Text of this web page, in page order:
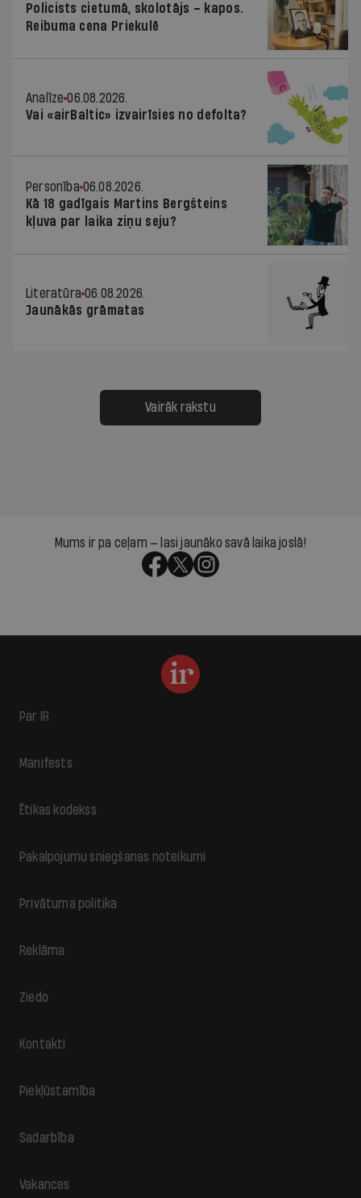
Policists cietumā, skolotājs – kapos.
Reibuma cena Priekulē
Analīze 06.08.2026.
Vai «airBaltic» izvairīsies no defolta?
Personība 06.08.2026.
Kā 18 gadīgais Martins Bergšteins
kļuva par laika ziņu seju?
Literatūra 06.08.2026.
Jaunākās grāmatas
Vairāk rakstu
Mums ir pa ceļam — lasi jaunāko savā laika joslā!
Par IR
Manifests
Ētikas kodekss
Pakalpojumu sniegšanas noteikumi
Privātuma politika
Reklāma
Ziedo
Kontakti
Piekļūstamība
Sadarbība
Vakances